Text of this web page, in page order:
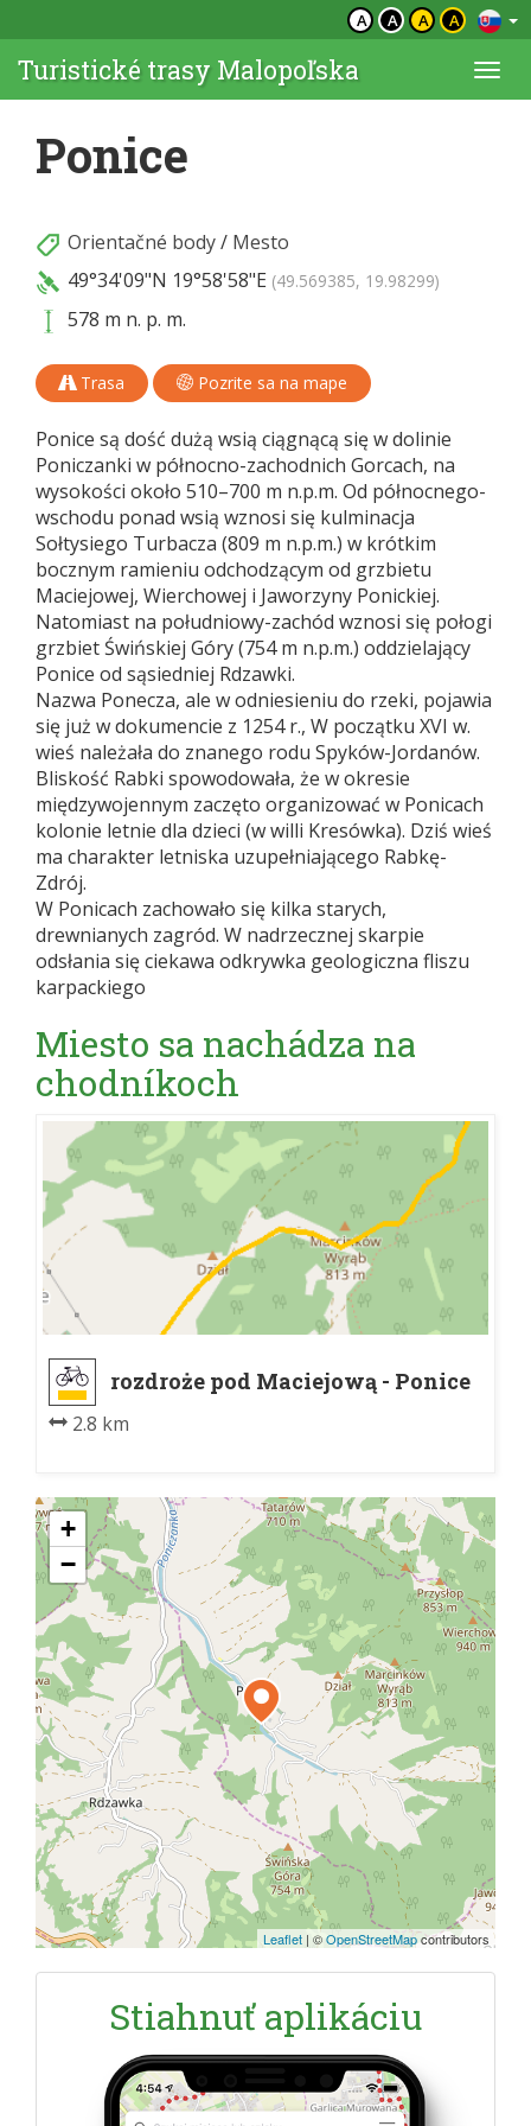
A A A A
Turistické trasy Malopoľska
Ponice
Orientačné body/ Mesto
49°34'09"N 19°58'58"E (49.569385, 19.98299)
578 m n. p. m.
Trasa Pozrite sa na mape
Ponice są dość dużą wsią ciągnącą się w dolinie
Poniczanki w północno-zachodnich Gorcach, na
wysokości około 510–700 m n.p.m. Od północnego-
wschodu ponad wsią wznosi się kulminacja
Sołtysiego Turbacza (809 m n.p.m.) w krótkim
bocznym ramieniu odchodzącym od grzbietu
Maciejowej, Wierchowej i Jaworzyny Ponickiej.
Natomiast na południowy-zachód wznosi się połogi
grzbiet Świńskiej Góry (754 m n.p.m.) oddzielający
Ponice od sąsiedniej Rdzawki.
Nazwa Ponecza, ale w odniesieniu do rzeki, pojawia
się już w dokumencie z 1254 r., W początku XVI w.
wieś należała do znanego rodu Spyków-Jordanów.
Bliskość Rabki spowodowała, że w okresie
międzywojennym zaczęto organizować w Ponicach
kolonie letnie dla dzieci (w willi Kresówka). Dziś wieś
ma charakter letniska uzupełniającego Rabkę-
Zdrój.
W Ponicach zachowało się kilka starych,
drewnianych zagród. W nadrzecznej skarpie
odsłania się ciekawa odkrywka geologiczna fliszu
karpackiego
Miesto sa nachádza na
chodníkoch
rozdroże pod Maciejową - Ponice
2.8 km
+
−
Leaflet | ©OpenStreetMapcontributors
Stiahnuť aplikáciu